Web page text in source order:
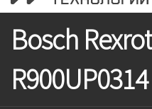
Bosch
R900UP0314